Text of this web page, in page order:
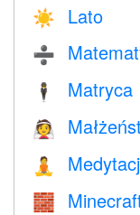
☀️ Lato
➗
🕴️ Matryca
👰
🧘
🧱